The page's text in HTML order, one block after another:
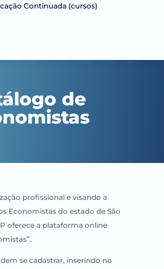
Continuada (cursos)
de
profissional e visando a
Economistas do estado de São
oferece a plataforma online
se cadastrar, inserindo no